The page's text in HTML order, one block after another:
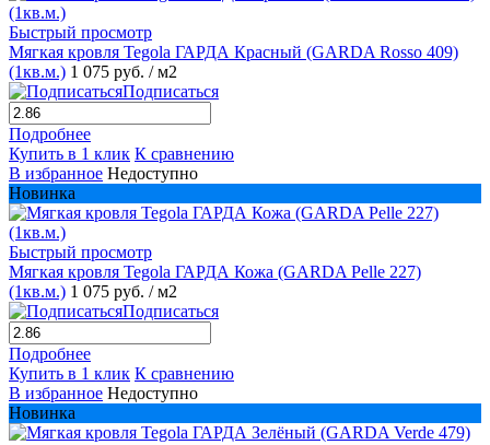
Быстрый просмотр
Мягкая кровля Tegola ГАРДА Красный (GARDA Rosso 409)
(1кв.м.) 1 075 руб. / м2
Подписаться
Подробнее
Купить в 1 клик К сравнению
В избранное Недоступно
Новинка
Быстрый просмотр
Мягкая кровля Tegola ГАРДА Кожа (GARDA Pelle 227)
(1кв.м.) 1 075 руб. / м2
Подписаться
Подробнее
Купить в 1 клик К сравнению
В избранное Недоступно
Новинка